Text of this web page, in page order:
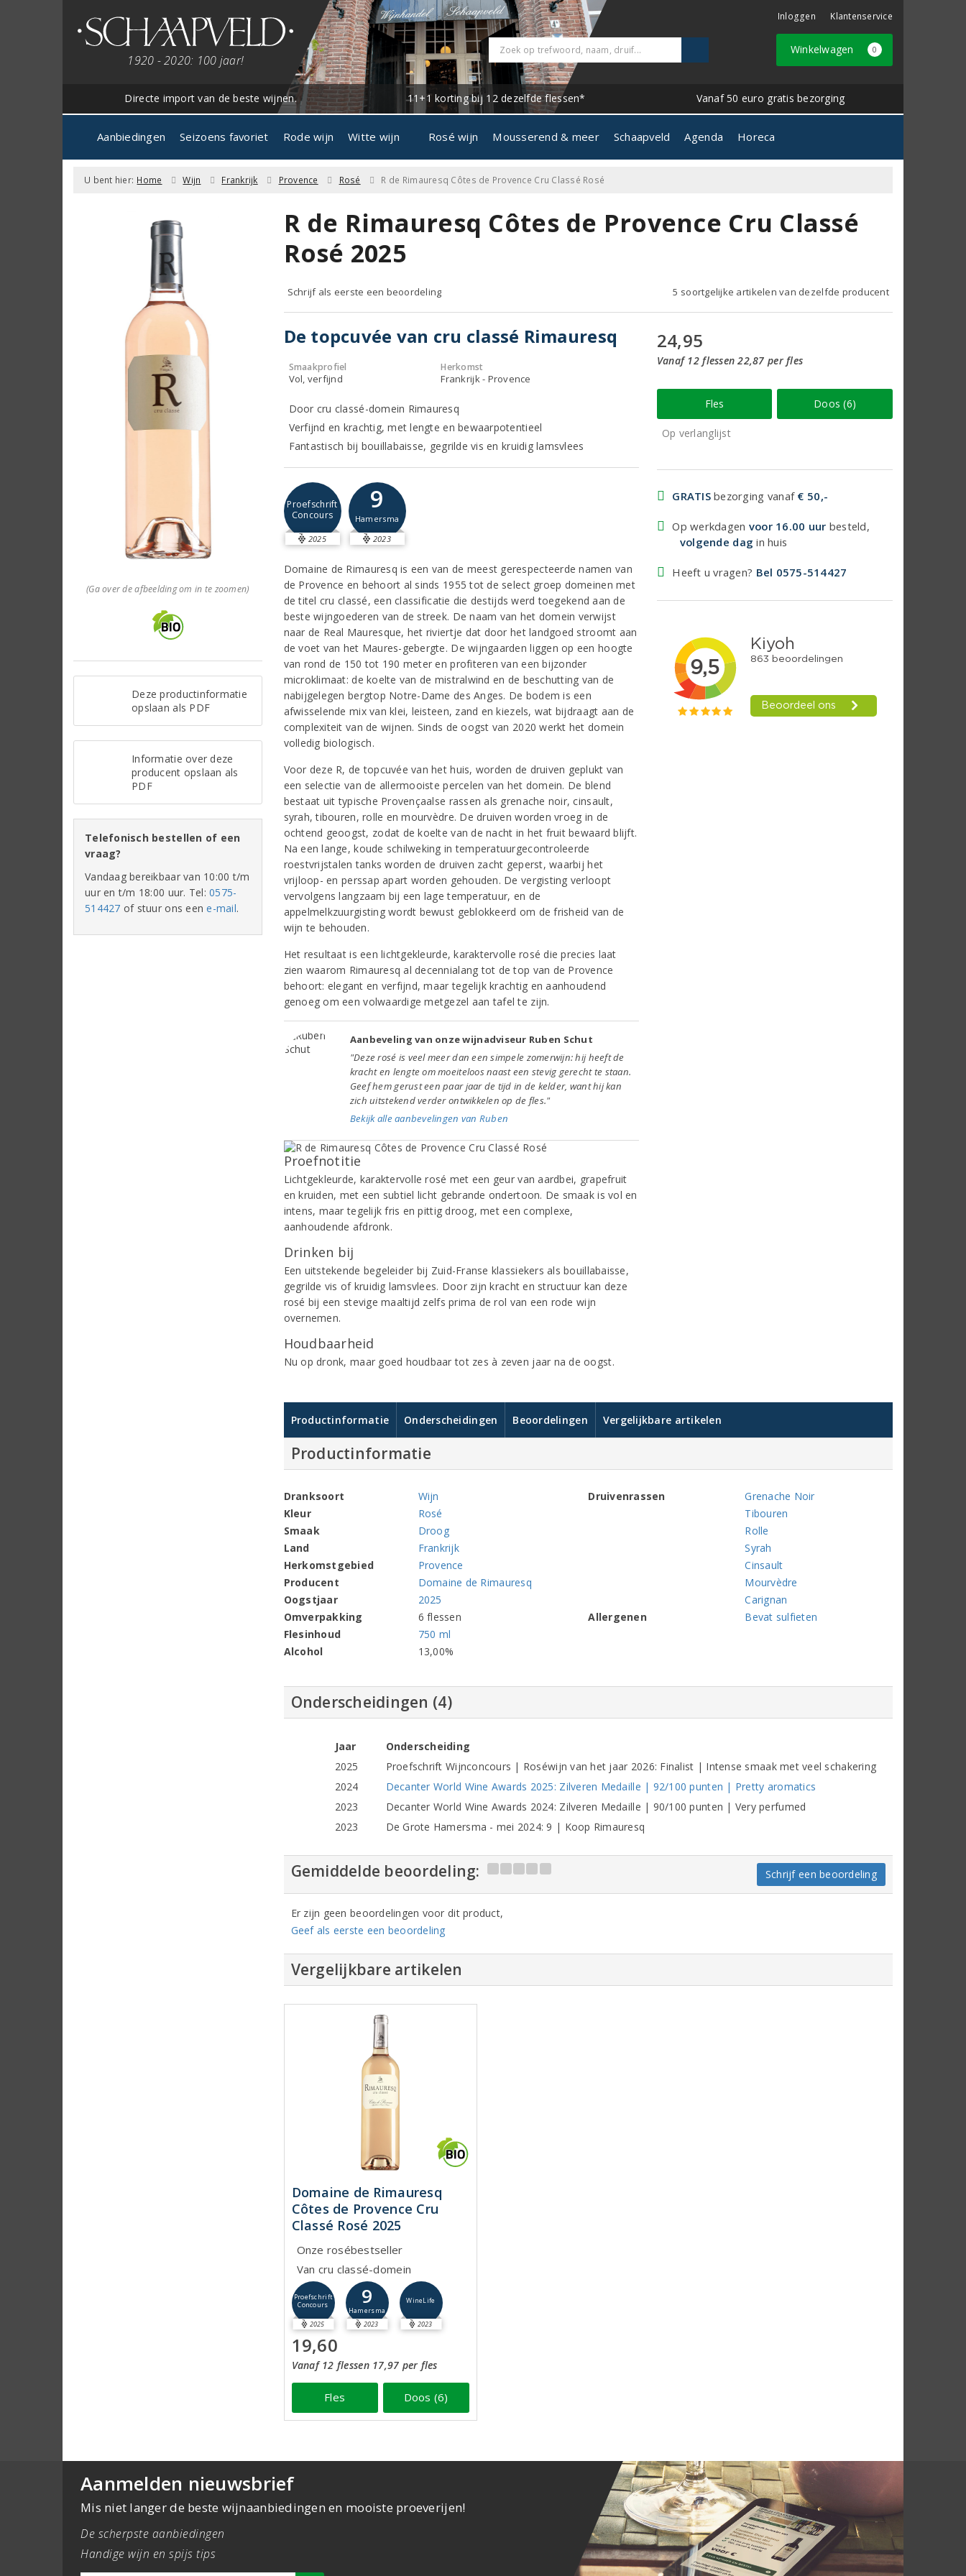
1920 - 2020: 100 jaar!
Inloggen Klantenservice
Winkelwagen 0
Directe import van de beste wijnen. 11+1 korting bij 12 dezelfde flessen* Vanaf 50 euro gratis bezorging
Aanbiedingen Seizoens favoriet Rode wijn Witte wijn Rosé wijn Mousserend & meer Schaapveld Agenda Horeca
U bent hier: Home Wijn Frankrijk Provence Rosé R de Rimauresq Côtes de Provence Cru Classé Rosé
(Ga over de afbeelding om in te zoomen)
Deze productinformatie
opslaan als PDF
Informatie over deze
producent opslaan als
PDF
Telefonisch bestellen of een
vraag?
Vandaag bereikbaar van 10:00 t/m
uur en t/m 18:00 uur. Tel:0575-
514427 of stuur ons eene-mail.
R de Rimauresq Côtes de Provence Cru Classé
Rosé 2025
Schrijf als eerste een beoordeling 5 soortgelijke artikelen van dezelfde producent
De topcuvée van cru classé Rimauresq
Smaakprofiel
Vol, verfijnd
Herkomst
Frankrijk - Provence
Door cru classé-domein Rimauresq
Verfijnd en krachtig, met lengte en bewaarpotentieel
Fantastisch bij bouillabaisse, gegrilde vis en kruidig lamsvlees
Proefschrift
Concours
2025
9
Hamersma
2023
Domaine de Rimauresq is een van de meest gerespecteerde namen van
de Provence en behoort al sinds 1955 tot de select groep domeinen met
de titel cru classé, een classificatie die destijds werd toegekend aan de
beste wijngoederen van de streek. De naam van het domein verwijst
naar de Real Mauresque, het riviertje dat door het landgoed stroomt aan
de voet van het Maures-gebergte. De wijngaarden liggen op een hoogte
van rond de 150 tot 190 meter en profiteren van een bijzonder
microklimaat: de koelte van de mistralwind en de beschutting van de
nabijgelegen bergtop Notre-Dame des Anges. De bodem is een
afwisselende mix van klei, leisteen, zand en kiezels, wat bijdraagt aan de
complexiteit van de wijnen. Sinds de oogst van 2020 werkt het domein
volledig biologisch.
Voor deze R, de topcuvée van het huis, worden de druiven geplukt van
een selectie van de allermooiste percelen van het domein. De blend
bestaat uit typische Provençaalse rassen als grenache noir, cinsault,
syrah, tibouren, rolle en mourvèdre. De druiven worden vroeg in de
ochtend geoogst, zodat de koelte van de nacht in het fruit bewaard blijft.
Na een lange, koude schilweking in temperatuurgecontroleerde
roestvrijstalen tanks worden de druiven zacht geperst, waarbij het
vrijloop- en perssap apart worden gehouden. De vergisting verloopt
vervolgens langzaam bij een lage temperatuur, en de
appelmelkzuurgisting wordt bewust geblokkeerd om de frisheid van de
wijn te behouden.
Het resultaat is een lichtgekleurde, karaktervolle rosé die precies laat
zien waarom Rimauresq al decennialang tot de top van de Provence
behoort: elegant en verfijnd, maar tegelijk krachtig en aanhoudend
genoeg om een volwaardige metgezel aan tafel te zijn.
Aanbeveling van onze wijnadviseur Ruben Schut
"Deze rosé is veel meer dan een simpele zomerwijn: hij heeft de
kracht en lengte om moeiteloos naast een stevig gerecht te staan.
Geef hem gerust een paar jaar de tijd in de kelder, want hij kan
zich uitstekend verder ontwikkelen op de fles."
Bekijk alle aanbevelingen van Ruben
Proefnotitie
Lichtgekleurde, karaktervolle rosé met een geur van aardbei, grapefruit
en kruiden, met een subtiel licht gebrande ondertoon. De smaak is vol en
intens, maar tegelijk fris en pittig droog, met een complexe,
aanhoudende afdronk.
Drinken bij
Een uitstekende begeleider bij Zuid-Franse klassiekers als bouillabaisse,
gegrilde vis of kruidig lamsvlees. Door zijn kracht en structuur kan deze
rosé bij een stevige maaltijd zelfs prima de rol van een rode wijn
overnemen.
Houdbaarheid
Nu op dronk, maar goed houdbaar tot zes à zeven jaar na de oogst.
24,95
Vanaf 12 flessen 22,87 per fles
Fles Doos (6)
Op verlanglijst
GRATISbezorging vanaf € 50,-
Op werkdagen voor 16.00 uur besteld,
volgende dag in huis
Heeft u vragen? Bel 0575-514427
Productinformatie Onderscheidingen Beoordelingen Vergelijkbare artikelen
Productinformatie
Dranksoort
Wijn
Kleur
Rosé
Smaak
Droog
Land
Frankrijk
Herkomstgebied
Provence
Producent
Domaine de Rimauresq
Oogstjaar
2025
Omverpakking
6 flessen
Flesinhoud
750 ml
Alcohol
13,00%
Druivenrassen
Grenache Noir
Tibouren
Rolle
Syrah
Cinsault
Mourvèdre
Carignan
Allergenen
Bevat sulfieten
Onderscheidingen (4)
Jaar
Onderscheiding
2025
Proefschrift Wijnconcours | Roséwijn van het jaar 2026: Finalist | Intense smaak met veel schakering
2024
Decanter World Wine Awards 2025: Zilveren Medaille | 92/100 punten | Pretty aromatics
2023
Decanter World Wine Awards 2024: Zilveren Medaille | 90/100 punten | Very perfumed
2023
De Grote Hamersma - mei 2024: 9 | Koop Rimauresq
Gemiddelde beoordeling: Schrijf een beoordeling
Er zijn geen beoordelingen voor dit product,
Geef als eerste een beoordeling
Vergelijkbare artikelen
Domaine de Rimauresq
Côtes de Provence Cru
Classé Rosé 2025
Onze rosébestseller
Van cru classé-domein
Proefschrift
Concours
2025
9
Hamersma
2023
WineLife
2023
19,60
Vanaf 12 flessen 17,97 per fles
Fles Doos (6)
Aanmelden nieuwsbrief
Mis niet langer de beste wijnaanbiedingen en mooiste proeverijen!
De scherpste aanbiedingen
Handige wijn en spijs tips